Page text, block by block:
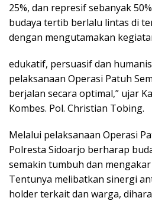
25%, dan represif sebanyak
budaya tertib berlalu lintas di
dengan mengutamakan
edukatif, persuasif dan
pelaksanaan Operasi Patuh
berjalan secara optimal,” ujar
Kombes. Pol. Christian Tobing.
Melalui pelaksanaan Operasi
Polresta Sidoarjo berharap
semakin tumbuh dan
Tentunya melibatkan sinergi
holder terkait dan warga,